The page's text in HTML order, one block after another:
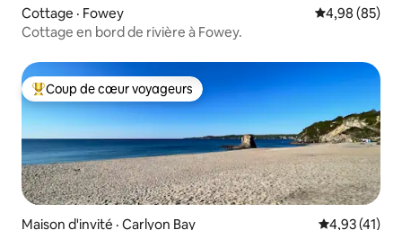
Cottage · Fowey Note
4,98 (85)
Cottage en bord de rivière à Fowey.
Coup de cœur voyageurs parmi les plus aimés
Coup de cœur voyageurs
Maison d'invité · Carlyon Bay Note
4,93 (41)